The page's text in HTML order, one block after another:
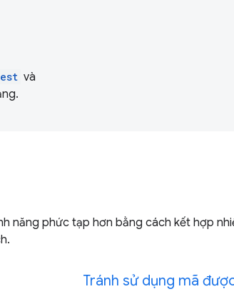
và
năng phức tạp hơn bằng cách kết hợp
Tránh sử dụng mã